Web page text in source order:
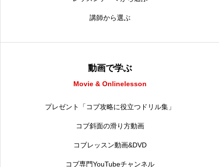
講師から選ぶ
動画で学ぶ
Movie & Onlinelesson
プレゼント「コブ攻略に役立つドリル集」
コブ斜面の滑り方動画
コブレッスン動画&DVD
コブ専門YouTubeチャンネル